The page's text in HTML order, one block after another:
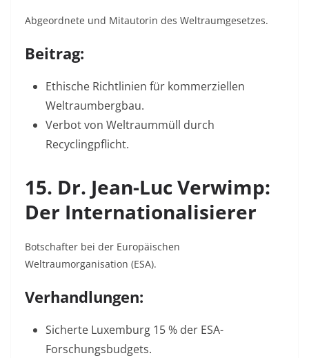
Abgeordnete und Mitautorin des Weltraumgesetzes.
Beitrag:
Ethische Richtlinien für kommerziellen
Weltraumbergbau.
Verbot von Weltraummüll durch
Recyclingpflicht.
15. Dr. Jean-Luc Verwimp:
Der Internationalisierer
Botschafter bei der Europäischen
Weltraumorganisation (ESA).
Verhandlungen:
Sicherte Luxemburg 15 % der ESA-
Forschungsbudgets.